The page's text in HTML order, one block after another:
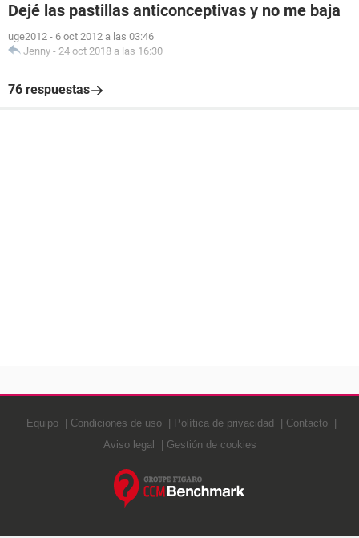
Dejé las pastillas anticonceptivas y no me baja
uge2012 - 6 oct 2012 a las 03:46
Jenny - 24 oct 2018 a las 16:30
76 respuestas
Equipo Condiciones de uso Política de privacidad
Contacto
Aviso legal
Gestión de cookies